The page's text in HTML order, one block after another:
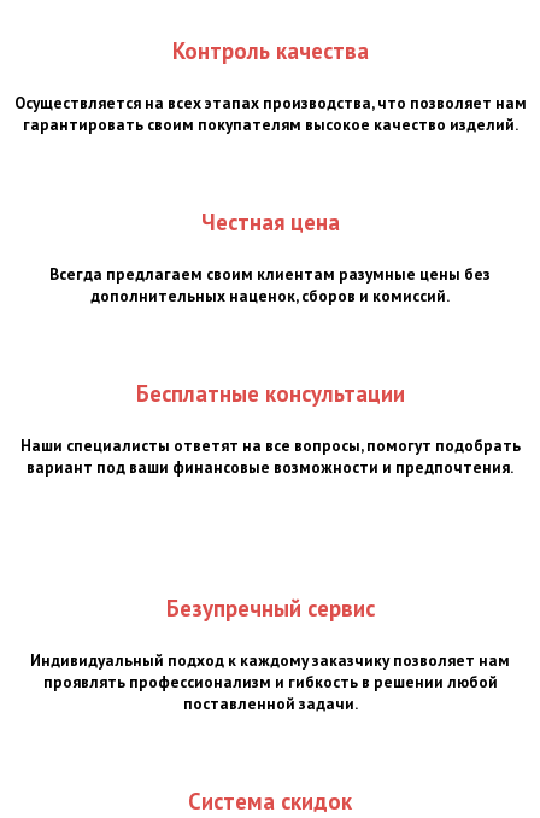
Контроль качества
Осуществляется на всех этапах производства, что позволяет нам
гарантировать своим покупателям высокое качество изделий.
Честная цена
Всегда предлагаем своим клиентам разумные цены без
дополнительных наценок, сборов и комиссий.
Бесплатные консультации
Наши специалисты ответят на все вопросы, помогут подобрать
вариант под ваши финансовые возможности и предпочтения.
Безупречный сервис
Индивидуальный подход к каждому заказчику позволяет нам
проявлять профессионализм и гибкость в решении любой
поставленной задачи.
Система скидок